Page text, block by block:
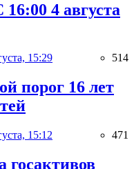
4 августа
15:29 514
порог 16 лет
15:12 471
госактивов